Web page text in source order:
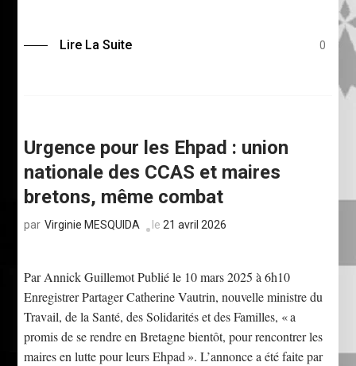
Lire La Suite 0
Urgence pour les Ehpad : union
nationale des CCAS et maires
bretons, même combat
par Virginie MESQUIDA le21 avril 2026
Par Annick Guillemot Publié le 10 mars 2025 à 6h10
Enregistrer Partager Catherine Vautrin, nouvelle ministre du
Travail, de la Santé, des Solidarités et des Familles, « a
promis de se rendre en Bretagne bientôt, pour rencontrer les
maires en lutte pour leurs Ehpad ». L’annonce a été faite par